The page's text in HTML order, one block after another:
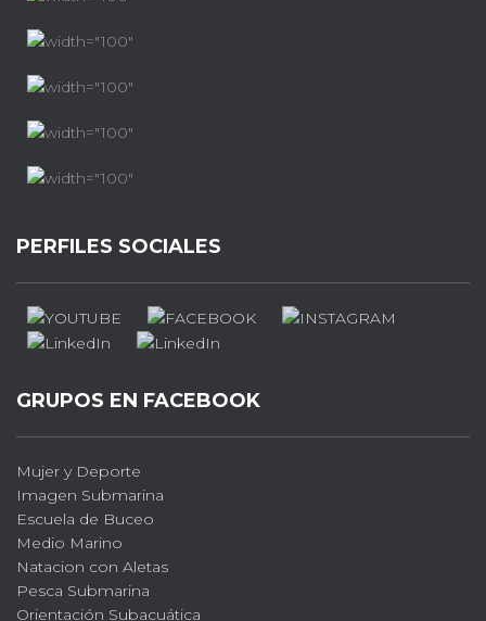
PERFILES SOCIALES
GRUPOS EN FACEBOOK
Mujer y Deporte
Imagen Submarina
Escuela de Buceo
Medio Marino
Natacion con Aletas
Pesca Submarina
Orientación Subacuática